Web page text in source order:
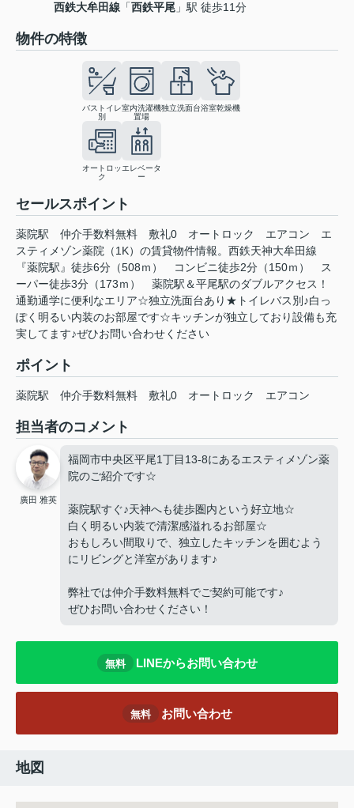
西鉄大牟田線 「西鉄平尾 」駅 徒歩11分
物件の特徴
バストイレ
別
室内洗濯機
置場
独立洗面台浴室乾燥機
オートロッ
ク
エレベータ
ー
セールスポイント
薬院駅 仲介手数料無料 敷礼0 オートロック エアコン エ
スティメゾン薬院（1K）の賃貸物件情報。西鉄天神大牟田線
『薬院駅』徒歩6分（508ｍ） コンビニ徒歩2分（150ｍ） ス
ーパー徒歩3分（173ｍ） 薬院駅＆平尾駅のダブルアクセス！
通勤通学に便利なエリア☆独立洗面台あり★トイレバス別♪白っ
ぽく明るい内装のお部屋です☆キッチンが独立しており設備も充
実してます♪ぜひお問い合わせください
ポイント
薬院駅 仲介手数料無料 敷礼0 オートロック エアコン
担当者のコメント
廣田 雅英
福岡市中央区平尾1丁目13-8にあるエスティメゾン薬
院のご紹介です☆
薬院駅すぐ♪天神へも徒歩圏内という好立地☆
白く明るい内装で清潔感溢れるお部屋☆
おもしろい間取りで、独立したキッチンを囲むよう
にリビングと洋室があります♪
弊社では仲介手数料無料でご契約可能です♪
ぜひお問い合わせください！
無料 LINEからお問い合わせ
無料 お問い合わせ
地図